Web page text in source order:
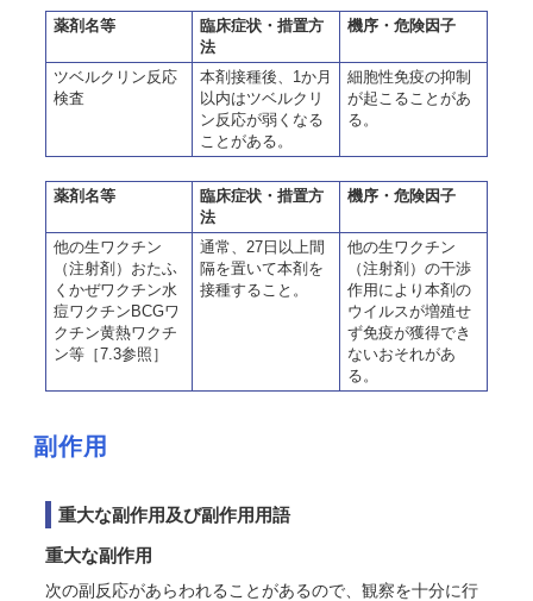
薬剤名等
臨床症状・措置方
法
機序・危険因子
ツベルクリン反応
検査
本剤接種後、1か月
以内はツベルクリ
ン反応が弱くなる
ことがある。
細胞性免疫の抑制
が起こることがあ
る。
薬剤名等
臨床症状・措置方
法
機序・危険因子
他の生ワクチン
（注射剤）おたふ
くかぜワクチン水
痘ワクチンBCGワ
クチン黄熱ワクチ
ン等［7.3参照］
通常、27日以上間
隔を置いて本剤を
接種すること。
他の生ワクチン
（注射剤）の干渉
作用により本剤の
ウイルスが増殖せ
ず免疫が獲得でき
ないおそれがあ
る。
副作用
重大な副作用及び副作用用語
重大な副作用
次の副反応があらわれることがあるので、観察を十分に行